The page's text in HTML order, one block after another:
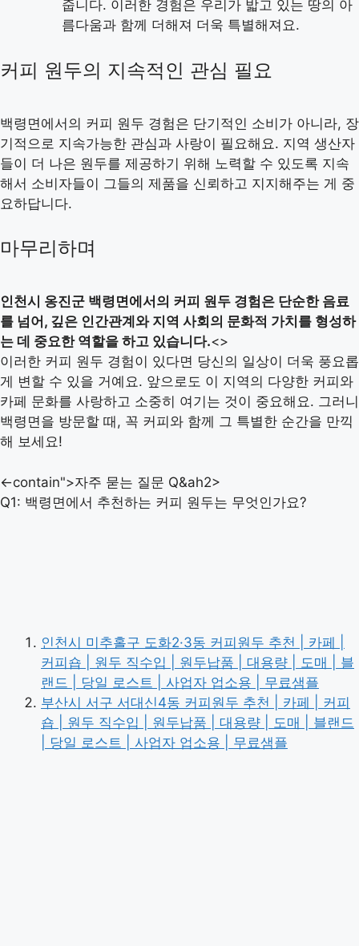
줍니다. 이러한 경험은 우리가 밟고 있는 땅의 아
름다움과 함께 더해져 더욱 특별해져요.
커피 원두의 지속적인 관심 필요
백령면에서의 커피 원두 경험은 단기적인 소비가 아니라, 장
기적으로 지속가능한 관심과 사랑이 필요해요. 지역 생산자
들이 더 나은 원두를 제공하기 위해 노력할 수 있도록 지속
해서 소비자들이 그들의 제품을 신뢰하고 지지해주는 게 중
요하답니다.
마무리하며
인천시 옹진군 백령면에서의 커피 원두 경험은 단순한 음료
를 넘어, 깊은 인간관계와 지역 사회의 문화적 가치를 형성하
는 데 중요한 역할을 하고 있습니다.<>
이러한 커피 원두 경험이 있다면 당신의 일상이 더욱 풍요롭
게 변할 수 있을 거예요. 앞으로도 이 지역의 다양한 커피와
카페 문화를 사랑하고 소중히 여기는 것이 중요해요. 그러니
백령면을 방문할 때, 꼭 커피와 함께 그 특별한 순간을 만끽
해 보세요!
<-contain">자주 묻는 질문 Q&ah2>
Q1: 백령면에서 추천하는 커피 원두는 무엇인가요?
인천시 미추홀구 도화2·3동 커피원두 추천 | 카페 |
커피숍 | 원두 직수입 | 원두납품 | 대용량 | 도매 | 블
랜드 | 당일 로스트 | 사업자 업소용 | 무료샘플
부산시 서구 서대신4동 커피원두 추천 | 카페 | 커피
숍 | 원두 직수입 | 원두납품 | 대용량 | 도매 | 블랜드
| 당일 로스트 | 사업자 업소용 | 무료샘플